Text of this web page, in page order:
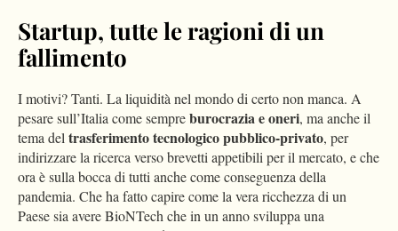
Startup, tutte le ragioni di un
fallimento
I motivi? Tanti. La liquidità nel mondo di certo non manca. A
pesare sull’Italia come sempreburocrazia e oneri, ma anche il
tema del trasferimento tecnologico pubblico-privato, per
indirizzare la ricerca verso brevetti appetibili per il mercato, e che
ora è sulla bocca di tutti anche come conseguenza della
pandemia. Che ha fatto capire come la vera ricchezza di un
Paese sia avere BioNTech che in un anno sviluppa una